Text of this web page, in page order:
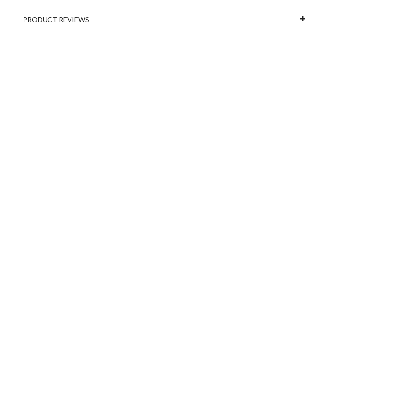
PRODUCT REVIEWS